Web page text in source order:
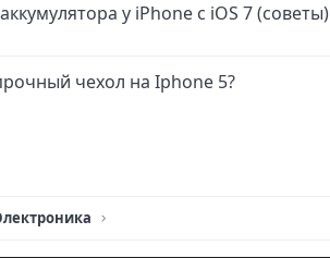
у iPhone с iOS 7 (советы)
чехол на Iphone 5?